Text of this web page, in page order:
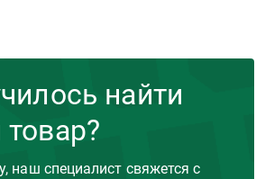
найти
наш специалист свяжется с